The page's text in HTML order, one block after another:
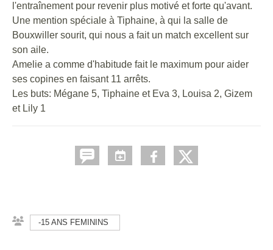
l'entraînement pour revenir plus motivé et forte qu'avant.
Une mention spéciale à Tiphaine, à qui la salle de
Bouxwiller sourit, qui nous a fait un match excellent sur
son aile.
Amelie a comme d'habitude fait le maximum pour aider
ses copines en faisant 11 arrêts.
Les buts: Mégane 5, Tiphaine et Eva 3, Louisa 2, Gizem
et Lily 1
-15 ANS FEMININS